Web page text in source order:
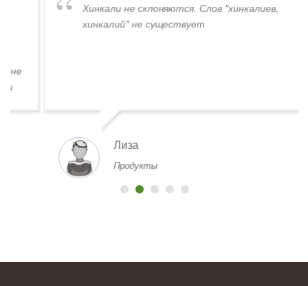
Хинкали не склоняются. Слов "хинкалиев,
хинкалий" не существует
Лиза
Продукты